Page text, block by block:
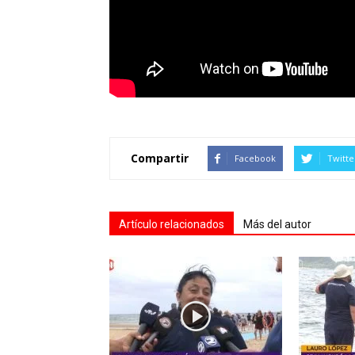
Compartir Facebook
Artículo relacionados Más del autor